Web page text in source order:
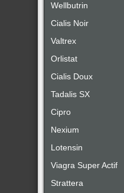
Wellbutrin
Cialis Noir
Valtrex
Orlistat
Cialis Doux
Tadalis SX
Cipro
Nexium
Lotensin
Viagra Super Actif
Strattera